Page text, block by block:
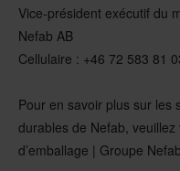
Vice-président exécutif du
Nefab AB
Cellulaire : +46 72 583 81
Pour en savoir plus sur les
durables de Nefab,
d’emballage | Groupe Nefab